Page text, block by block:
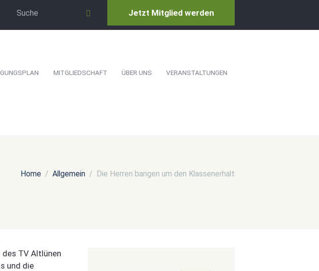
Jetzt Mitglied werden
MITGLIEDSCHAFT ÜBER UNS VERANSTALTUNGEN
Home Allgemein Die Herren bangen um den Klassenerhalt
TV Altlünen
und die